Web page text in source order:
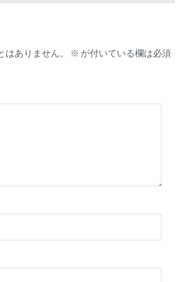
ありません。 ※ が付いている欄は必須